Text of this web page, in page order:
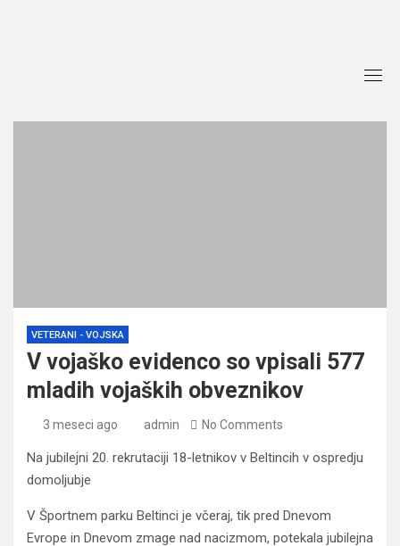
VETERANI - VOJSKA
V vojaško evidenco so vpisali 577
mladih vojaških obveznikov
3 meseci ago admin No Comments
Na jubilejni 20. rekrutaciji 18-letnikov v Beltincih v ospredju
domoljubje
V Športnem parku Beltinci je včeraj, tik pred Dnevom
Evrope in Dnevom zmage nad nacizmom, potekala jubilejna